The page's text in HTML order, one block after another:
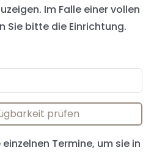
Im Falle einer vollen
Sie bitte die Einrichtung.
prüfen
Termine, um sie in